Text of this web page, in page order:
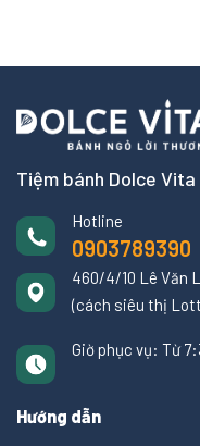
Tiệm bánh Dolce Vita
Hotline
0903789390
460/4/10 Lê Văn
(cách siêu thị
Giờ phục vụ: Từ
Hướng dẫn